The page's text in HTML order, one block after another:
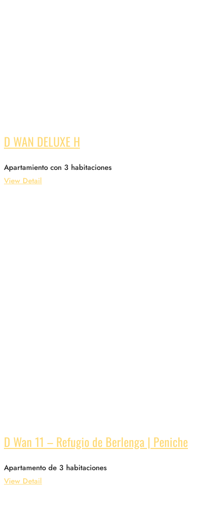
D WAN DELUXE H
Apartamiento con 3 habitaciones
View Detail
D Wan 11 – Refugio de Berlenga | Peniche
Apartamento de 3 habitaciones
View Detail